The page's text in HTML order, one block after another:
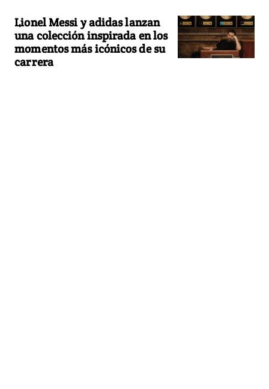
Lionel Messi y adidas lanzan
una colección inspirada en los
momentos más icónicos de su
carrera